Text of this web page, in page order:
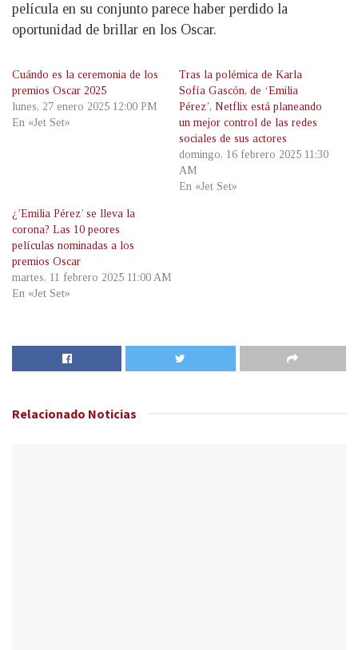
película en su conjunto parece haber perdido la
oportunidad de brillar en los Oscar.
Cuándo es la ceremonia de los
premios Oscar 2025
lunes, 27 enero 2025 12:00 PM
En «Jet Set»
Tras la polémica de Karla
Sofía Gascón, de ‘Emilia
Pérez’, Netflix está planeando
un mejor control de las redes
sociales de sus actores
domingo, 16 febrero 2025 11:30
AM
En «Jet Set»
¿’Emilia Pérez’ se lleva la
corona? Las 10 peores
películas nominadas a los
premios Oscar
martes, 11 febrero 2025 11:00 AM
En «Jet Set»
Relacionado Noticias